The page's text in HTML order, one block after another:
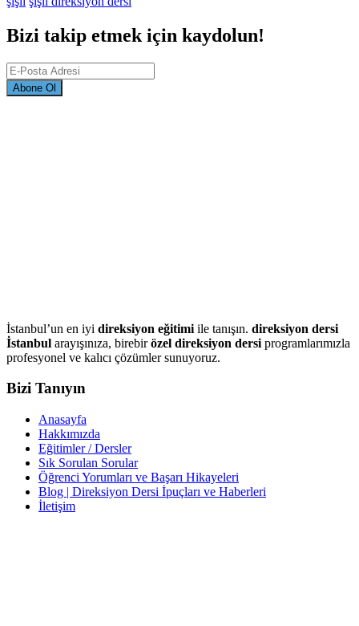
Bizi takip etmek için kaydolun!
Abone Ol
İstanbul’un en iyi direksiyon eğitimi ile tanışın. direksiyon dersi
İstanbul arayışınıza, birebirözel direksiyon dersi programlarımızla
profesyonel ve kalıcı çözümler sunuyoruz.
Bizi Tanıyın
Anasayfa
Hakkımızda
Eğitimler / Dersler
Sık Sorulan Sorular
Öğrenci Yorumları ve Başarı Hikayeleri
Blog | Direksiyon Dersi İpuçları ve Haberleri
İletişim